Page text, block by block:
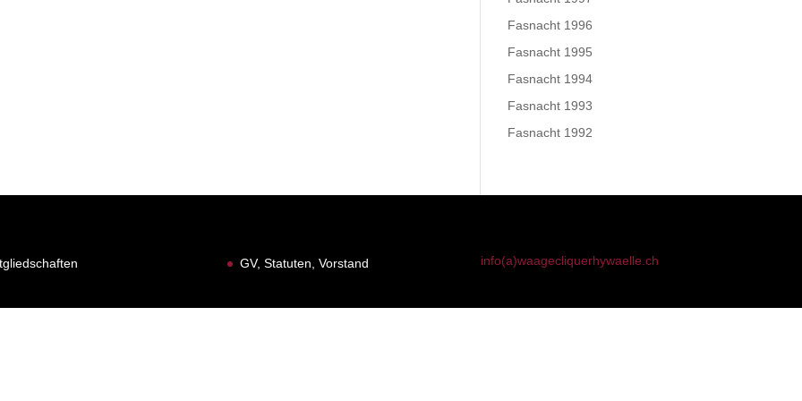
Fasnacht 1996
Fasnacht 1995
Fasnacht 1994
Fasnacht 1993
Fasnacht 1992
GV, Statuten, Vorstand info(a)waagecliquerhywaelle.ch